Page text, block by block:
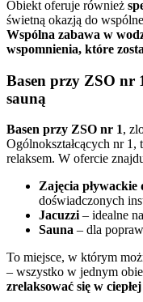
Obiekt oferuje również
świetną okazją do
Wspólna zabawa w
wspomnienia, które
Basen przy ZSO nr
sauną
Basen przy ZSO nr 1,
Ogólnokształcących nr 1,
relaksem. W ofercie
Zajęcia pływackie
doświadczonych
Jacuzzi – idealne
Sauna – dla
To miejsce, w którym
– wszystko w jednym
zrelaksować się w